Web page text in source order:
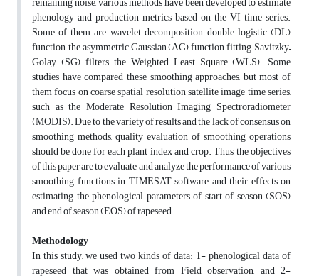
phenology and production metrics based on the VI time series.
Some of them are wavelet decomposition, double logistic (DL)
function, the asymmetric Gaussian (AG) function fitting, Savitzky–
Golay (SG) filters, the Weighted Least Square (WLS). Some
studies have compared these smoothing approaches, but most of
them focus on coarse spatial resolution satellite image time series,
such as the Moderate Resolution Imaging Spectroradiometer
(MODIS). Due to the variety of results and the lack of consensus on
smoothing methods, quality evaluation of smoothing operations
should be done for each plant index and crop. Thus, the objectives
of this paper are to evaluate and analyze the performance of various
smoothing functions in TIMESAT software and their effects on
estimating the phenological parameters of start of season (SOS)
and end of season (EOS) of rapeseed.
Methodology
In this study, we used two kinds of data: 1- phenological data of
rapeseed that was obtained from Field observation, and 2-